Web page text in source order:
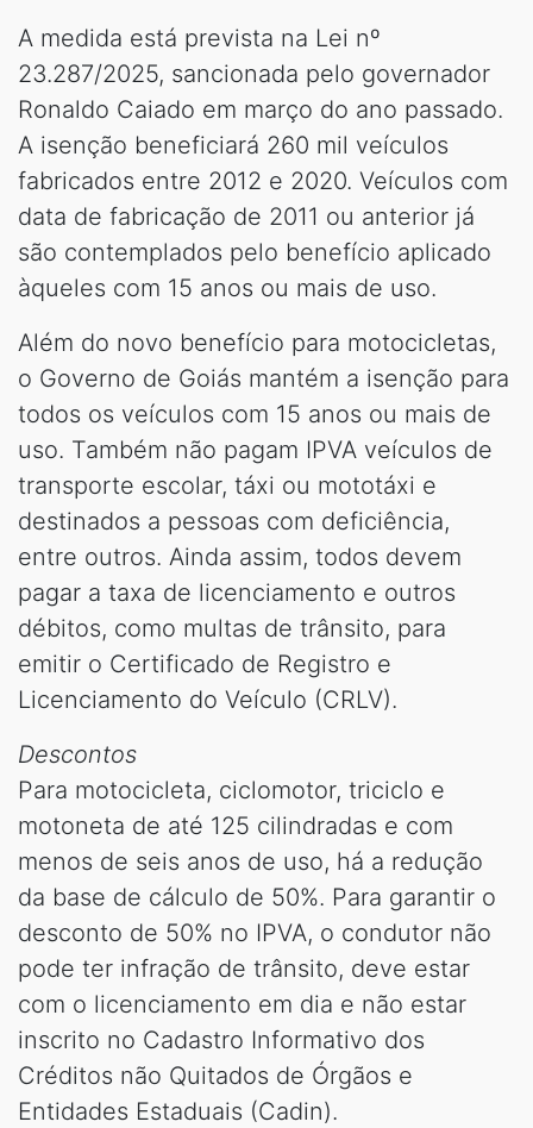
A medida está prevista na Lei nº
23.287/2025, sancionada pelo governador
Ronaldo Caiado em março do ano passado.
A isenção beneficiará 260 mil veículos
fabricados entre 2012 e 2020. Veículos com
data de fabricação de 2011 ou anterior já
são contemplados pelo benefício aplicado
àqueles com 15 anos ou mais de uso.
Além do novo benefício para motocicletas,
o Governo de Goiás mantém a isenção para
todos os veículos com 15 anos ou mais de
uso. Também não pagam IPVA veículos de
transporte escolar, táxi ou mototáxi e
destinados a pessoas com deficiência,
entre outros. Ainda assim, todos devem
pagar a taxa de licenciamento e outros
débitos, como multas de trânsito, para
emitir o Certificado de Registro e
Licenciamento do Veículo (CRLV).
Descontos
Para motocicleta, ciclomotor, triciclo e
motoneta de até 125 cilindradas e com
menos de seis anos de uso, há a redução
da base de cálculo de 50%. Para garantir o
desconto de 50% no IPVA, o condutor não
pode ter infração de trânsito, deve estar
com o licenciamento em dia e não estar
inscrito no Cadastro Informativo dos
Créditos não Quitados de Órgãos e
Entidades Estaduais (Cadin).